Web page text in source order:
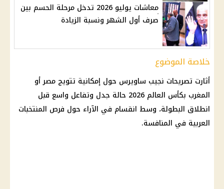
معاشات يوليو 2026 تدخل مرحلة الحسم بين
صرف أول الشهر ونسبة الزيادة
خلاصة الموضوع
أثارت تصريحات نجيب ساويرس حول إمكانية تتويج مصر أو
المغرب بكأس العالم 2026 حالة جدل وتفاعل واسع قبل
انطلاق البطولة، وسط انقسام في الآراء حول فرص المنتخبات
العربية في المنافسة.